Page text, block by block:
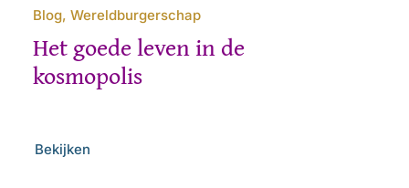
Blog, Wereldburgerschap
Het goede leven in de
kosmopolis
Bekijken